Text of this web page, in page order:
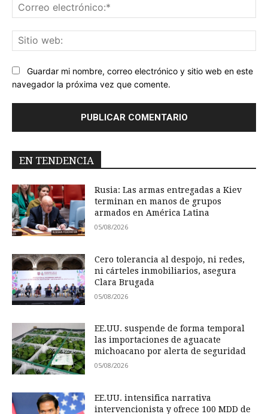
Guardar mi nombre, correo electrónico y sitio web en este
navegador la próxima vez que comente.
EN TENDENCIA
Rusia: Las armas entregadas a Kiev
terminan en manos de grupos
armados en América Latina
05/08/2026
Cero tolerancia al despojo, ni redes,
ni cárteles inmobiliarios, asegura
Clara Brugada
05/08/2026
EE.UU. suspende de forma temporal
las importaciones de aguacate
michoacano por alerta de seguridad
05/08/2026
EE.UU. intensifica narrativa
intervencionista y ofrece 100 MDD de